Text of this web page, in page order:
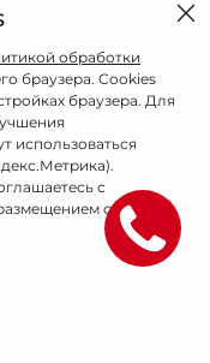
52
обработки
браузера. Cookies
браузера. Для
использоваться
с
cookie-